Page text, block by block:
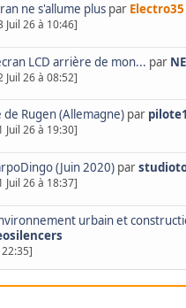
ne s'allume pluspar Electro35
Juil 26 à 10:46]
LCD arrière de mon... par
Juil 26 à 08:52]
de Rugen (Allemagne)par
Juil 26 à 19:30]
(Juin 2020)par
Juil 26 à 18:37]
urbain et